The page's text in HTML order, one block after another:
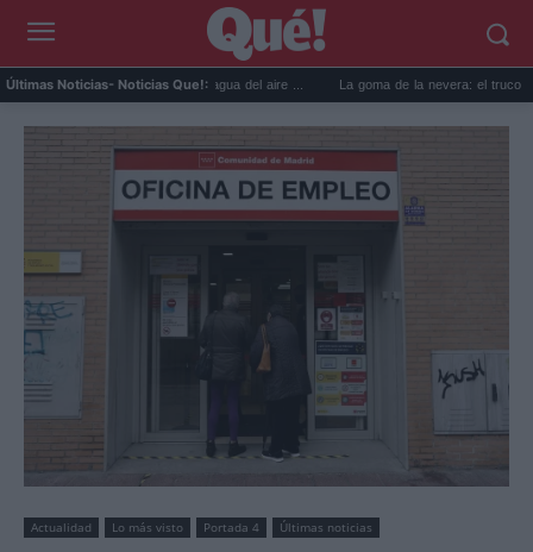
Últimas Noticias- Noticias Que!:
para reutilizar el agua del aire ... La goma de la nevera: el truco del papel
Actualidad Lo más visto Portada 4 Últimas noticias